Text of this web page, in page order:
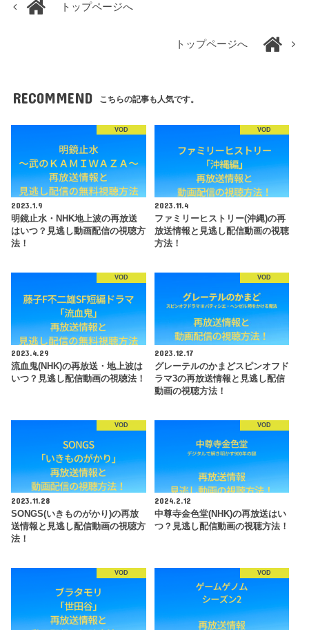
トップページへ
トップページへ
RECOMMEND こちらの記事も人気です。
VOD
2023.1.9
明鏡止水・NHK地上波の再放送
はいつ？見逃し動画配信の視聴方
法！
VOD
2023.11.4
ファミリーヒストリー(沖縄)の再
放送情報と見逃し配信動画の視聴
方法！
VOD
2023.4.29
流血鬼(NHK)の再放送・地上波は
いつ？見逃し配信動画の視聴法！
VOD
2023.12.17
グレーテルのかまどスピンオフド
ラマ3の再放送情報と見逃し配信
動画の視聴方法！
VOD
2023.11.28
SONGS(いきものがかり)の再放
送情報と見逃し配信動画の視聴方
法！
VOD
2024.2.12
中尊寺金色堂(NHK)の再放送はい
つ？見逃し配信動画の視聴方法！
VOD VOD